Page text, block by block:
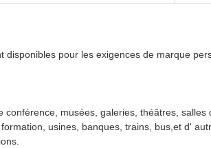
disponibles pour les exigences de marque
musées, galeries, théâtres, salles
usines, banques, trains, bus,et d'